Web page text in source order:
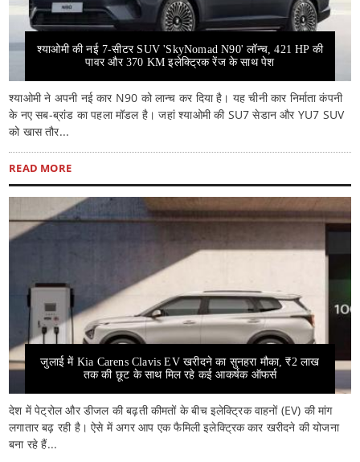
श्याओमी की नई 7-सीटर SUV 'SkyNomad N90' लॉन्च, 421 HP की
पावर और 370 KM इलेक्ट्रिक रेंज के साथ पेश
श्याओमी ने अपनी नई कार N90 को लान्च कर दिया है। यह चीनी कार निर्माता कंपनी
के नए सब-ब्रांड का पहला मॉडल है। जहां श्याओमी की SU7 सेडान और YU7 SUV
को खास तौर...
READ MORE
जुलाई में Kia Carens Clavis EV खरीदने का सुनहरा मौका, ₹2 लाख
तक की छूट के साथ मिल रहे कई आकर्षक ऑफर्स
देश में पेट्रोल और डीजल की बढ़ती कीमतों के बीच इलेक्ट्रिक वाहनों (EV) की मांग
लगातार बढ़ रही है। ऐसे में अगर आप एक फैमिली इलेक्ट्रिक कार खरीदने की योजना
बना रहे हैं...